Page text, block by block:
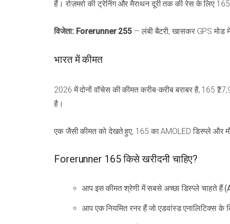
हैं। रोज़मर्रा की ट्रेनिंग और मैराथन दूरी तक की रेस के लिए
विजेता: Forerunner 255— लंबी बैटरी, खासकर GPS मोड
भारत में कीमत
2026 में दोनों वॉचेस की कीमत करीब-करीब बराबर है, 165
है।
एक जैसी कीमत को देखते हुए, 165 का AMOLED डिस्प्ले और
Forerunner 165 किसे खरीदनी चाहिए?
आप इस कीमत श्रेणी में सबसे अच्छा डिस्प्ले चाहते हैं
आप एक नियमित रनर हैं जो एडवांस्ड एनालिटिक्स के